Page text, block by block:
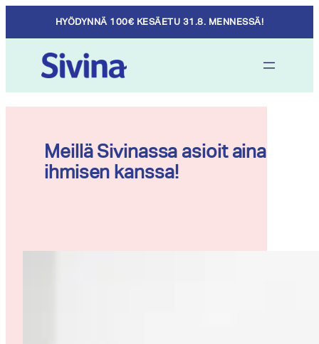
content
HYÖDYNNÄ 100€ KESÄETU 31.8. MENNESSÄ!
Meillä Sivinassa asioit aina
ihmisen kanssa!